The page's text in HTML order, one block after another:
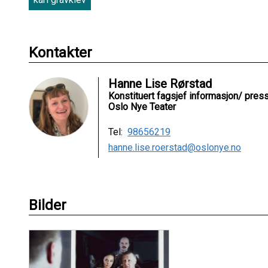
Kontakter
Hanne Lise Rørstad
Konstituert fagsjef informasjon/
Oslo Nye Teater
Tel: 98656219
hanne.lise.roerstad@oslonye.no
Bilder